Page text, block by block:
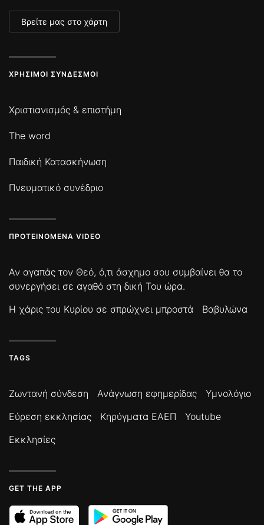
Βρείτε μας στο χάρτη
ΧΡΉΣΙΜΟΙ ΣΎΝΔΕΣΜΟΙ
Χριστιανισμός & επιστήμη
The word
Παιδική Κατασκήνωση
Πνευματικό συνέδριο
ΠΡΟΤΕΙΝΌΜΕΝΑ VIDEO
Αν αγαπάς τον Θεό, ό,τι άσχημο σου συμβαίνει θα το
συνεργήσει σε αγαθό στη δική Του ώρα.
Η χάρις του Κυρίου σε σπρώχνει μπροστά
Βαβυλώνα
TAGS
Ζωντανή σύνδεση Ανάγνωση εφημερίδας
Υμνολόγιο
Εύρεση εκκλησίας
Κηρύγματα ΕΑΕΠ
Youtube
Εκκλησίες
GET THE APP